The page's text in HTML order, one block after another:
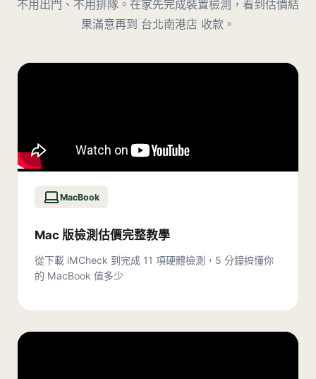
不用出門、不用排隊。在家先完成裝置檢測，看到估價結
果滿意再到 台北南港店 收款。
MacBook
Mac 版檢測估價完整教學
從下載 iMCheck 到完成 11 項硬體檢測，5 分鐘搞懂你
的 MacBook 值多少